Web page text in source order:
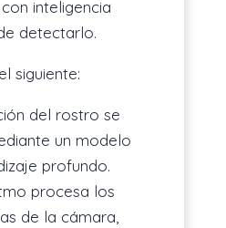
inteligencia
detectarlo.
siguiente:
del rostro se
un modelo
profundo.
procesa los
de la cámara,